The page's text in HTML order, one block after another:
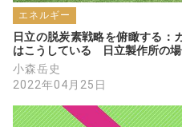
エネルギー
日立の脱炭素戦略を俯瞰する：
はこうしている　日立製作所の場
小森岳史
2022年04月25日